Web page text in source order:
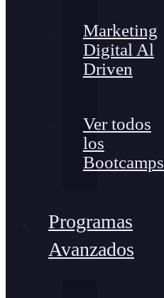
Marketing
Digital Al
Driven
Ver todos
los
Bootcamps
Programas
Avanzados